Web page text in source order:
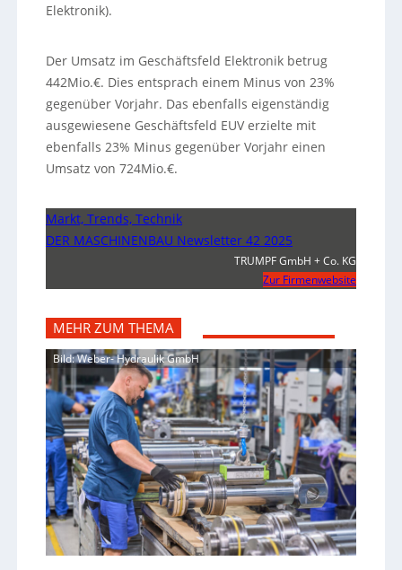
Elektronik).
Der Umsatz im Geschäftsfeld Elektronik betrug
442Mio.€. Dies entsprach einem Minus von 23%
gegenüber Vorjahr. Das ebenfalls eigenständig
ausgewiesene Geschäftsfeld EUV erzielte mit
ebenfalls 23% Minus gegenüber Vorjahr einen
Umsatz von 724Mio.€.
Markt, Trends, Technik
DER MASCHINENBAU Newsletter 42 2025
TRUMPF GmbH + Co. KG
Zur Firmenwebsite
MEHR ZUM THEMA
Bild: Weber- Hydraulik GmbH